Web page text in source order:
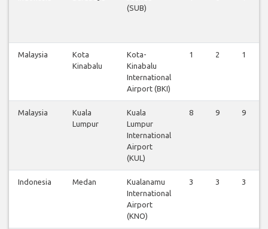
(SUB)
Malaysia
Kota
Kinabalu
Kota-
Kinabalu
International
Airport (BKI)
1 2 1
Malaysia
Kuala
Lumpur
Kuala
Lumpur
International
Airport
(KUL)
8 9 9
Indonesia Medan
Kualanamu
International
Airport
(KNO)
3 3 3